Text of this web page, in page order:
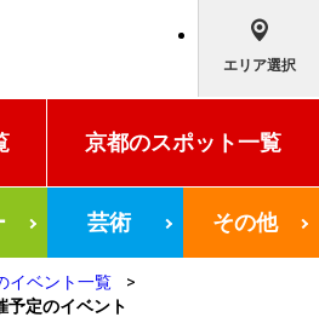
エリア選択
京都のスポット一覧
芸術 その他
イベント一覧
予定のイベント